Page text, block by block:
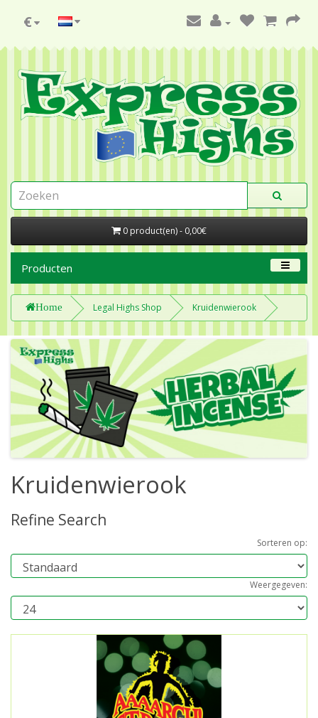
€
0 product(en) - 0,00€
Producten
Home Legal Highs Shop Kruidenwierook
Kruidenwierook
Refine Search
Sorteren op:
Weergegeven: